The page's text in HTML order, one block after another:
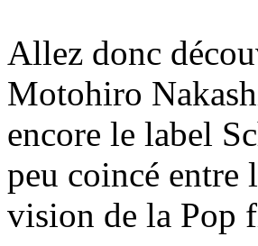
Allez donc
Motohiro
encore le label
peu coincé entre
vision de la Pop